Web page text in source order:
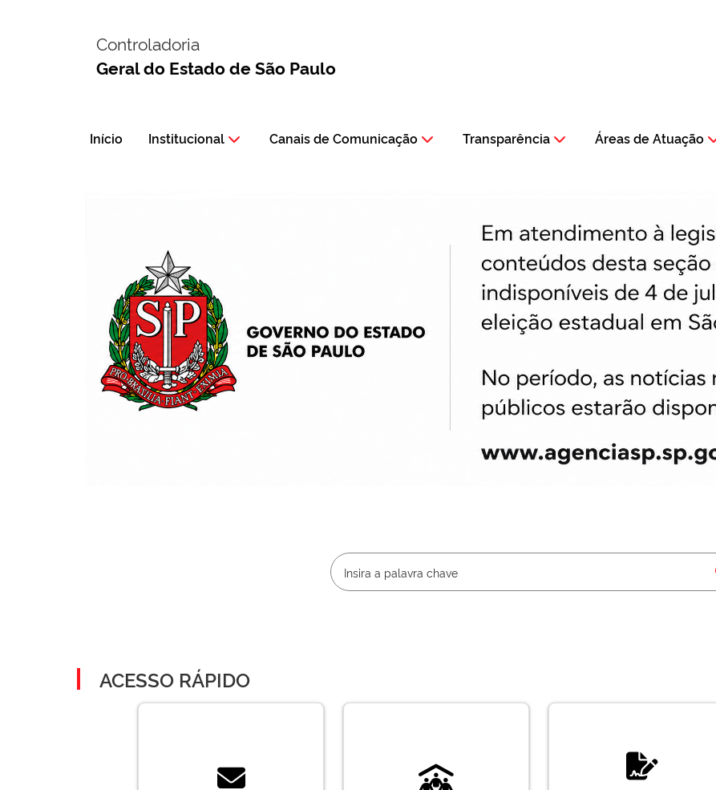
Controladoria
Geral do Estado de São Paulo
Início Institucional Canais de Comunicação Transparência Áreas de Atuação
ACESSO RÁPIDO